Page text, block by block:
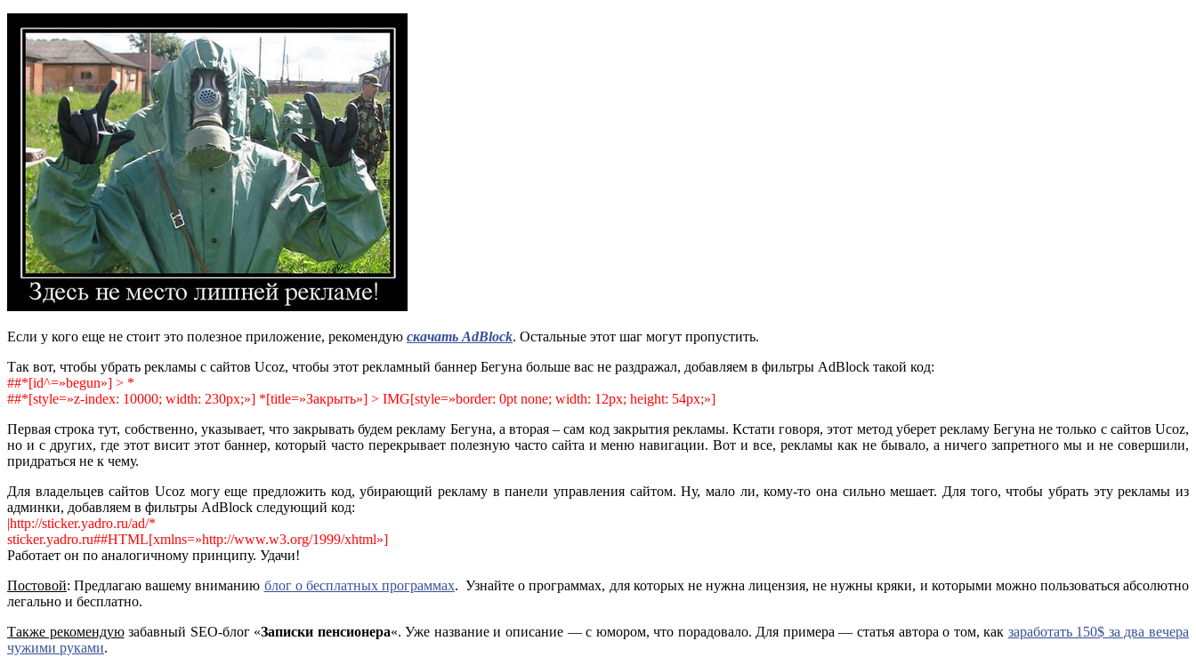
Если у кого еще не стоит это полезное приложение, рекомендую скачать AdBlock. Остальные этот шаг могут пропустить.
Так вот, чтобы убрать рекламы с сайтов Ucoz, чтобы этот рекламный баннер Бегуна больше вас не раздражал, добавляем в фильтры AdBlock такой код:
##*[id^=»begun»] > *
##*[style=»z-index: 10000; width: 230px;»] *[title=»Закрыть»] > IMG[style=»border: 0pt none; width: 12px; height: 54px;»]
Первая строка тут, собственно, указывает, что закрывать будем рекламу Бегуна, а вторая – сам код закрытия рекламы. Кстати говоря, этот метод уберет рекламу Бегуна не только с сайтов Ucoz,
но и с других, где этот висит этот баннер, который часто перекрывает полезную часто сайта и меню навигации. Вот и все, рекламы как не бывало, а ничего запретного мы и не совершили,
придраться не к чему.
Для владельцев сайтов Ucoz могу еще предложить код, убирающий рекламу в панели управления сайтом. Ну, мало ли, кому-то она сильно мешает. Для того, чтобы убрать эту рекламы из
админки, добавляем в фильтры AdBlock следующий код:
|http://sticker.yadro.ru/ad/*
sticker.yadro.ru##HTML[xmlns=»http://www.w3.org/1999/xhtml»]
Работает он по аналогичному принципу. Удачи!
Постовой: Предлагаю вашему вниманию блог о бесплатных программах. Узнайте о программах, для которых не нужна лицензия, не нужны кряки, и которыми можно пользоваться абсолютно
легально и бесплатно.
Также рекомендуюзабавный SEO-блог «Записки пенсионера«. Уже название и описание — с юмором, что порадовало. Для примера — статья автора о том, как заработать 150$ за два вечера
чужими руками.